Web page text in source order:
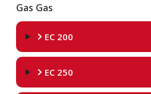
Gas Gas
EC 200
EC 250